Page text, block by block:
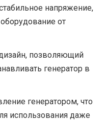
напряжение,
от
позволяющий
генератор в
генератором, что
использования даже